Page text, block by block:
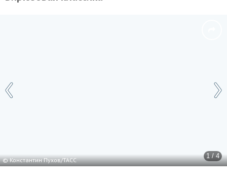
1 / 4
© Константин Пухов/ТАСС